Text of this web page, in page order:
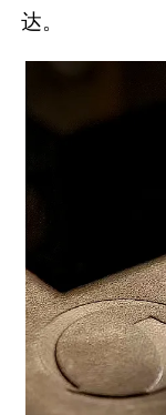
时尚设计和稀
方式，在时尚
仕同款TOGO
让产品属性自